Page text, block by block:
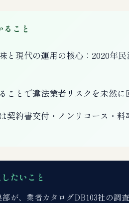
こと
と現代の運用の核心：2020年
ことで違法業者リスクを未然に
契約書交付・ノンリコース・
たいこと
が、業者カタログDB103社の調